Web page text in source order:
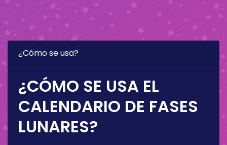
¿Cómo se usa?
¿CÓMO SE USA EL
CALENDARIO DE FASES
LUNARES?